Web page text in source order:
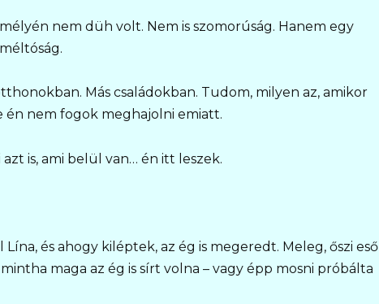
nem düh volt. Nem is szomorúság. Hanem egy
Más családokban. Tudom, milyen az, amikor
én nem fogok meghajolni emiatt.
is, ami belül van… én itt leszek.
és ahogy kiléptek, az ég is megeredt. Meleg, őszi eső
maga az ég is sírt volna – vagy épp mosni próbálta